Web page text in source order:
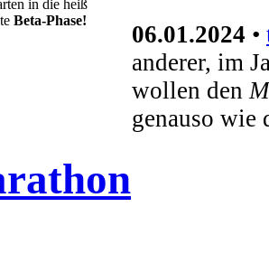
in die heiß
Beta-Phase!
06.01.2024 •
anderer, im
wollen den
genauso wie